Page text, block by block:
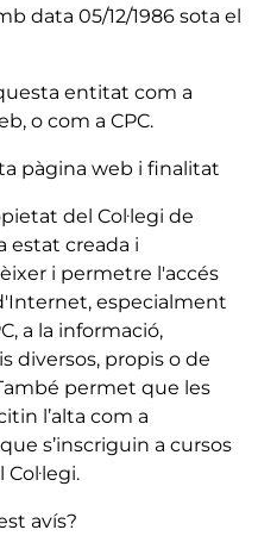
data 05/12/1986 sota el
entitat com a
o com a CPC.
pàgina web i finalitat
del Col·legi de
estat creada i
i permetre l'accés
especialment
a la informació,
diversos, propis o de
permet que les
l’alta com a
s’inscriguin a cursos
avís?